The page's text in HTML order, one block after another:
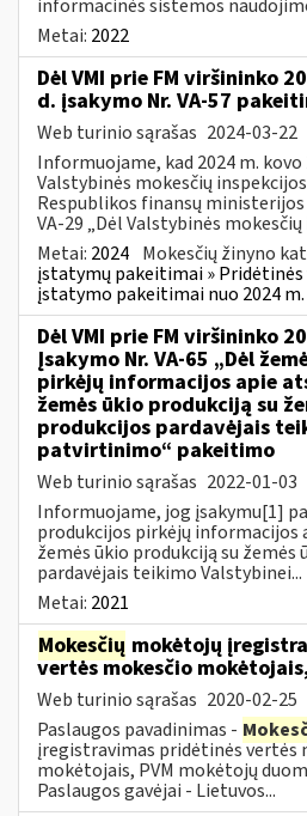
informacinės sistemos
Metai: 2022
Dėl VMI prie FM viršininko
d. įsakymo Nr. VA-57
Web turinio sąrašas 2024-03-22
Informuojame, kad 2024 m.
Valstybinės mokesčių
Respublikos finansų
VA-29 „Dėl Valstybinės
Metai: 2024 Mokesčių žinyno
įstatymų pakeitimai »
įstatymo pakeitimai nuo 2024 m.
Dėl VMI prie FM viršininko
Įsakymo Nr. VA-65 „Dėl
pirkėjų informacijos apie
žemės ūkio produkciją su
produkcijos pardavėjais
patvirtinimo“ pakeitimo
Web turinio sąrašas 2022-01-03
Informuojame, jog įsakymu[1]
produkcijos pirkėjų informacijos
žemės ūkio produkciją su žemės
pardavėjais teikimo Valstybinei...
Metai: 2021
Mokesčių mokėtojų
vertės mokesčio
Web turinio sąrašas 2020-02-25
Paslaugos pavadinimas -
įregistravimas pridėtinės vertės
mokėtojais, PVM mokėtojų
Paslaugos gavėjai - Lietuvos...